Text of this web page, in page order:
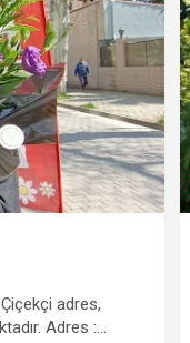
adres,
Adres :…